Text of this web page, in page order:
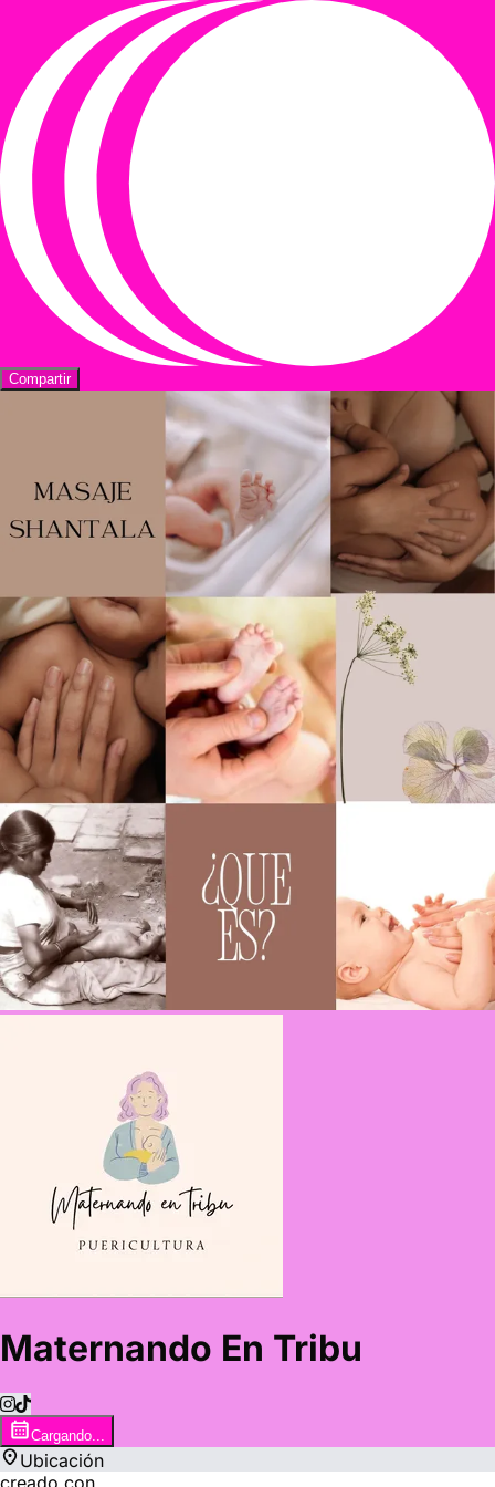
Compartir
Maternando En Tribu
Cargando...
Ubicación